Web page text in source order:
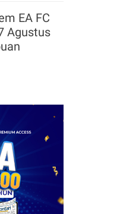
OJK
EA FC
Agustus
Cek
Ini